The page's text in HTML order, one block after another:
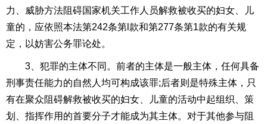
力、威胁方法阻碍国家机关工作人员解救被收买的妇女、儿
童的，应依照本法第242条第 款和第277条第1款的有关规
定，以妨害公务罪论处。
3、犯罪的主体不同。前者的主体是一般主体，任何具备
刑事责任能力的自然人均可构成该罪;后者则是特殊主体，只
有在聚众阻碍解救被收买的妇女、儿童的活动中起组织、策
划、指挥作用的首要分子才能成为其主体。对于其他参与阻